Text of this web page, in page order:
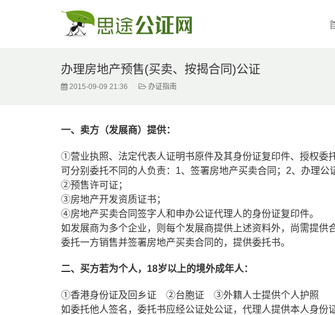
办理房地产预售(买卖、按揭合同)公证
2015-09-09 21:36 办证指南
一、卖方（发展商）提供：
①营业执照、法定代表人证明书原件及其身份证复印件、授权委
可分别委托不同的人负责：1、签署房地产买卖合同；2、办理公
②预售许可证；
③房地产开发资质证书；
④房地产买卖合同签字人和申办公证代理人的身份证复印件。
如发展商为多个企业，则每个发展商提供上述资料外，尚需提供
委托一方销售并签署房地产买卖合同的，提供委托书。
二、买方若为个人，18岁以上的境外成年人：
①香港身份证及回乡证 ②台胞证 ③外籍人士提供个人护照
如委托他人签名，委托书应经公证处公证，代理人提供本人身份